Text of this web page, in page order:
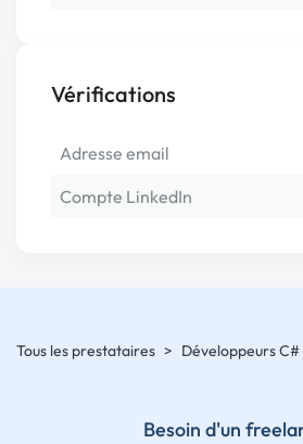
Vérifications
Adresse email
Compte LinkedIn
Tous les prestataires > Développeurs C#
Besoin d'un